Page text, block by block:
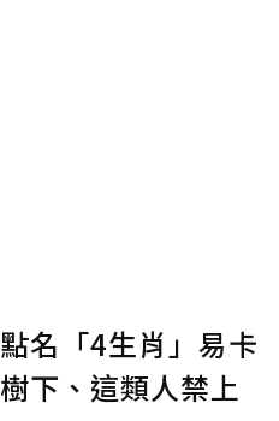
名「4生肖」易卡
下、這類人禁上